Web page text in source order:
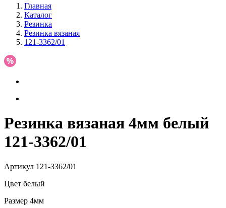
Главная
Каталог
Резинка
Резинка вязаная
121-3362/01
Резинка вязаная 4мм белый
121-3362/01
Артикул 121-3362/01
Цвет белый
Размер 4мм